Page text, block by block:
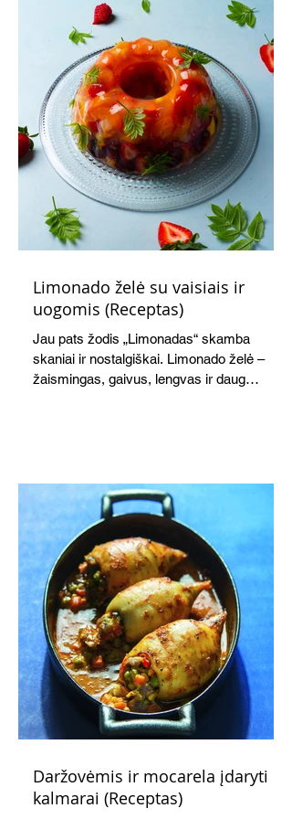
Limonado želė su vaisiais ir
uogomis (Receptas)
Jau pats žodis „Limonadas“ skamba
skaniai ir nostalgiškai. Limonado želė –
žaismingas, gaivus, lengvas ir daug
Daržovėmis ir mocarela įdaryti
kalmarai (Receptas)